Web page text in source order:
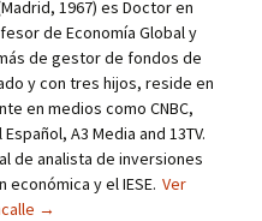
1967) es Doctor en
de Economía Global y
de gestor de fondos de
y con tres hijos, reside en
en medios como CNBC,
A3 Media and 13TV.
de analista de inversiones
económica y el IESE. Ver
→